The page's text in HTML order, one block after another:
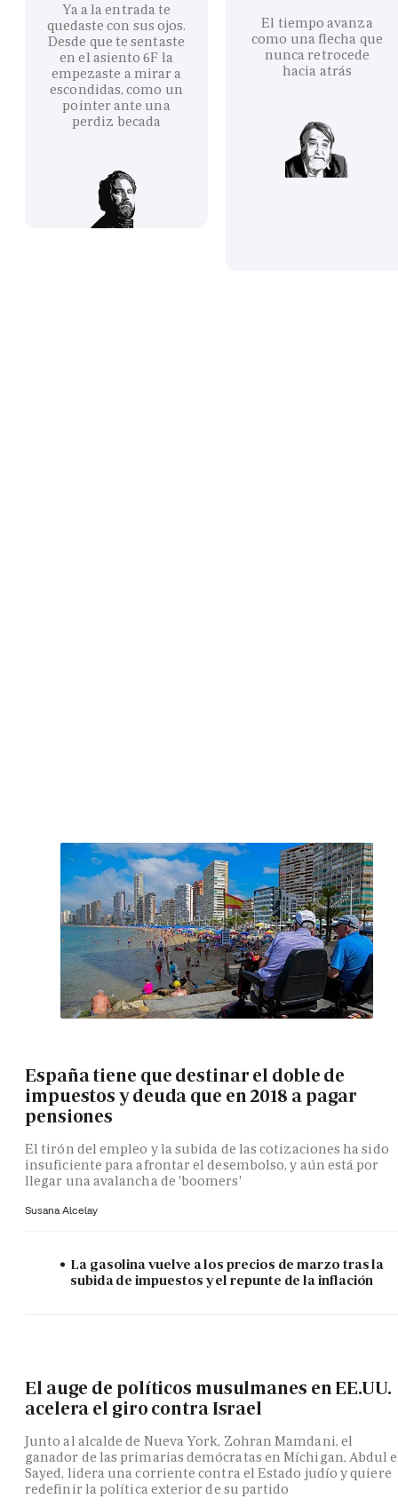
Ya a la entrada te
quedaste con sus ojos.
Desde que te sentaste
en el asiento 6F la
empezaste a mirar a
escondidas, como un
pointer ante una
perdiz becada
El tiempo avanza
como una flecha que
nunca retrocede
hacia atrás
España tiene que destinar el doble de
impuestos y deuda que en 2018 a pagar
pensiones
El tirón del empleo y la subida de las cotizaciones ha sido
insuficiente para afrontar el desembolso, y aún está por
llegar una avalancha de 'boomers'
Susana Alcelay
La gasolina vuelve a los precios de marzo tras la
subida de impuestos y el repunte de la inflación
El auge de políticos musulmanes en EE.UU.
acelera el giro contra Israel
Junto al alcalde de Nueva York, Zohran Mamdani, el
ganador de las primarias demócratas en Míchigan, Abdul
Sayed, lidera una corriente contra el Estado judío y quiere
redefinir la política exterior de su partido